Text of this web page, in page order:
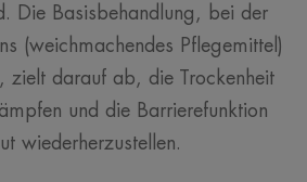
Die Basisbehandlung, bei der
(weichmachendes Pflegemittel)
zielt darauf ab, die Trockenheit
und die Barrierefunktion
wiederherzustellen.